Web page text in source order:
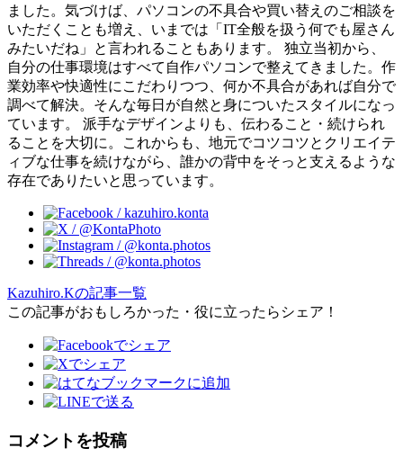
ました。気づけば、パソコンの不具合や買い替えのご相談を
いただくことも増え、いまでは「IT全般を扱う何でも屋さん
みたいだね」と言われることもあります。 独立当初から、
自分の仕事環境はすべて自作パソコンで整えてきました。作
業効率や快適性にこだわりつつ、何か不具合があれば自分で
調べて解決。そんな毎日が自然と身についたスタイルになっ
ています。 派手なデザインよりも、伝わること・続けられ
ることを大切に。これからも、地元でコツコツとクリエイテ
ィブな仕事を続けながら、誰かの背中をそっと支えるような
存在でありたいと思っています。
Kazuhiro.Kの記事一覧
この記事がおもしろかった・役に立ったらシェア！
コメントを投稿